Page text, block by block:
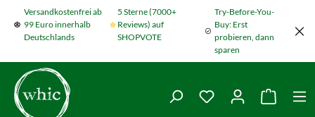
Zum Hauptinhalt springen
Versandkostenfrei ab
99 Euro innerhalb
Deutschlands
5 Sterne (7000+
Reviews) auf
SHOPVOTE
Try-Before-You-
Buy: Erst
probieren, dann
sparen
Du hast 0